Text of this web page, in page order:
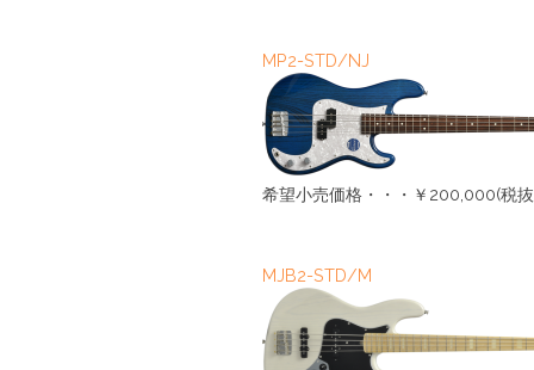
MP2-STD/NJ
希望小売価格・・・￥200,000(税
MJB2-STD/M